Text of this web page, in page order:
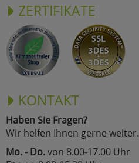
ZERTIFIKATE
KONTAKT
Haben Sie Fragen?
Wir helfen Ihnen gerne weiter.
Mo. - Do.von 8.00-17.00 Uhr